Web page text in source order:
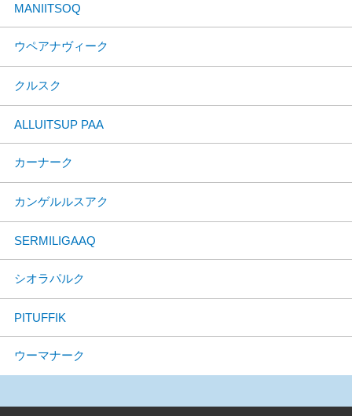
MANIITSOQ
ウペアナヴィーク
クルスク
ALLUITSUP PAA
カーナーク
カンゲルルスアク
SERMILIGAAQ
シオラパルク
PITUFFIK
ウーマナーク